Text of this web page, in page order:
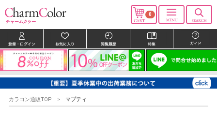
0
カラコン通販TOP マプティ